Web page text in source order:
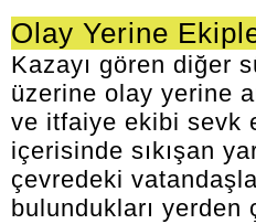
Olay Yerine
Kazayı gören diğer
üzerine olay yerine
ve itfaiye ekibi sevk
içerisinde sıkışan
çevredeki
bulundukları yerden